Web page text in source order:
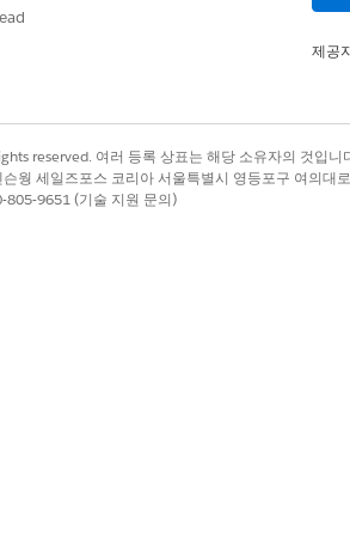
다. 이 회사는 차량, 부품, 부속품이 포
제공
reserved. 여러 등록 상표는 해당 소유자의 것입니
웡 세일즈포스 코리아 서울특별시 영등포구 여의대
805-9651 (기술 지원 문의)